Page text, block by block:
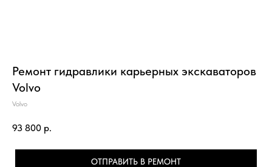
Ремонт гидравлики карьерных экскаваторов
Volvo
Volvo
93 800 р.
ОТПРАВИТЬ В РЕМОНТ